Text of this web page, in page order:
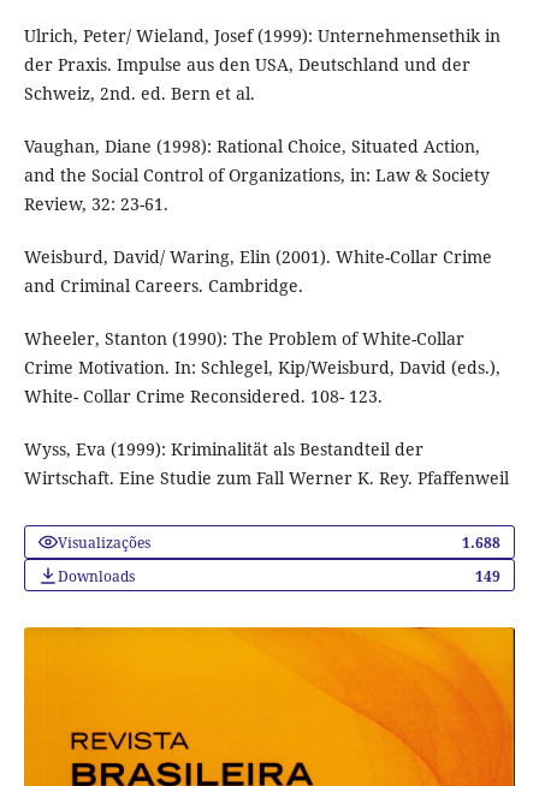
Ulrich, Peter/ Wieland, Josef (1999): Unternehmensethik in
der Praxis. Impulse aus den USA, Deutschland und der
Schweiz, 2nd. ed. Bern et al.
Vaughan, Diane (1998): Rational Choice, Situated Action,
and the Social Control of Organizations, in: Law & Society
Review, 32: 23-61.
Weisburd, David/ Waring, Elin (2001). White-Collar Crime
and Criminal Careers. Cambridge.
Wheeler, Stanton (1990): The Problem of White-Collar
Crime Motivation. In: Schlegel, Kip/Weisburd, David (eds.),
White- Collar Crime Reconsidered. 108- 123.
Wyss, Eva (1999): Kriminalität als Bestandteil der
Wirtschaft. Eine Studie zum Fall Werner K. Rey. Pfaffenweil
Visualizações
1.688
Downloads
149